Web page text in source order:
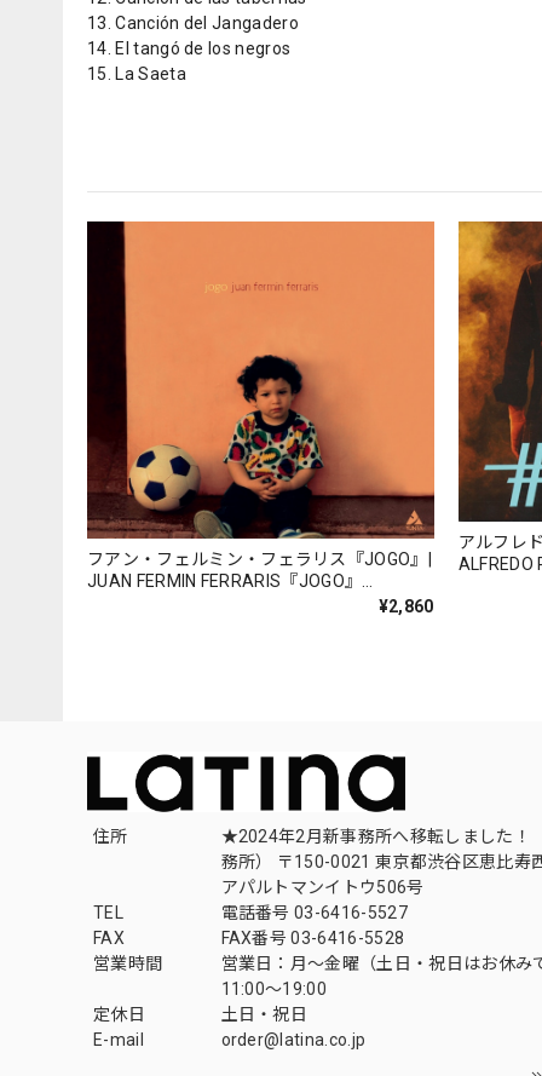
13. Canción del Jangadero
14. El tangó de los negros
15. La Saeta
フアン・フェルミン・フェラリス『JOGO』|
JUAN FERMIN FERRARIS『JOGO』
¥2,860
アルフレ
ALFREDO
住所
★2024年2月新事務所へ移転しました！
務所） 〒150-0021 東京都渋谷区恵比寿
アパルトマンイトウ506号
TEL
電話番号 03-6416-5527
FAX
FAX番号 03-6416-5528
営業時間
営業日：月〜金曜（土日・祝日はお休み
11:00〜19:00
定休日
土日・祝日
E-mail
order@latina.co.jp